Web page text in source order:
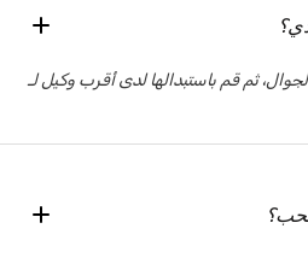
ثم قم باستبدالها لدى أقرب وكيل لـ